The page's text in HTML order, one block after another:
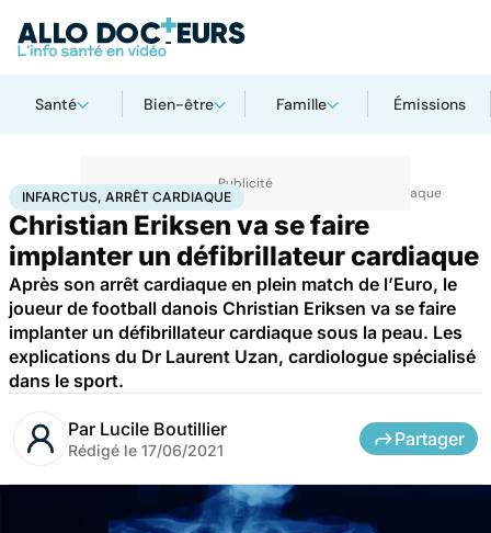
Santé Bien-être Famille Émissions
AccueilSanté MaladiesMaladies cardiaques Infarctus, arrêt cardiaque
INFARCTUS, ARRÊT CARDIAQUE
Christian Eriksen va se faire
implanter un défibrillateur cardiaque
Après son arrêt cardiaque en plein match de l’Euro, le
joueur de football danois Christian Eriksen va se faire
implanter un défibrillateur cardiaque sous la peau. Les
explications du Dr Laurent Uzan, cardiologue spécialisé
dans le sport.
Par Lucile Boutillier
Rédigé le 17/06/2021
Partager